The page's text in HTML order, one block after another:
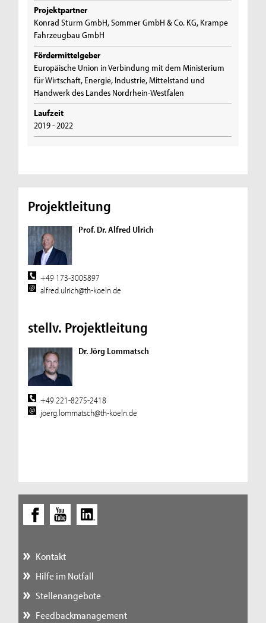
Projektpartner
Konrad Sturm GmbH, Sommer GmbH & Co. KG, Krampe
Fahrzeugbau GmbH
Fördermittelgeber
Europäische Union in Verbindung mit dem Ministerium
für Wirtschaft, Energie, Industrie, Mittelstand und
Handwerk des Landes Nordrhein-Westfalen
Laufzeit
2019 - 2022
Projektleitung
Prof. Dr. Alfred Ulrich
+49 173-3005897
alfred.ulrich@th-koeln.de
stellv. Projektleitung
Dr. Jörg Lommatsch
+49 221-8275-2418
joerg.lommatsch@th-koeln.de
Kontakt
Hilfe im Notfall
Stellenangebote
Feedbackmanagement